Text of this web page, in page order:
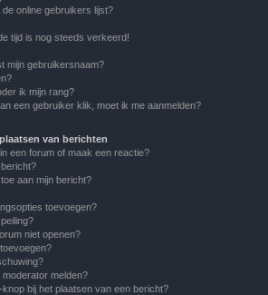
online gebruikers lijst?
tijd is nog steeds verkeerd!
mijn gebruikersnaam?
ik mijn rang?
een gebruiker klik, moet ik me aanmelden?
van berichten
een forum of maak een reactie?
aan mijn bericht?
toevoegen?
niet openen?
melden?
bij het plaatsen van een bericht?